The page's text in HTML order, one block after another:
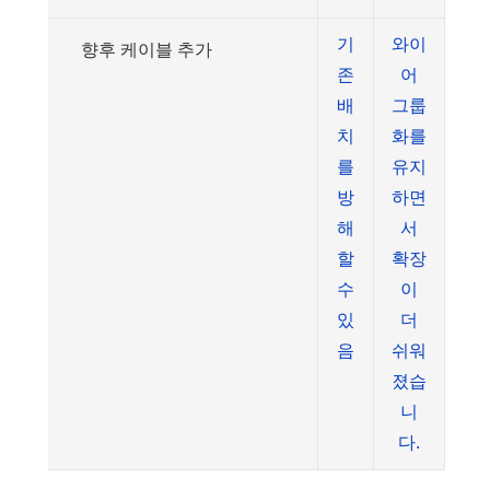
향후 케이블 추가
기
존
배
치
를
방
해
할
수
있
음
와이
어
그룹
화를
유지
하면
서
확장
이
더
쉬워
졌습
니
다.